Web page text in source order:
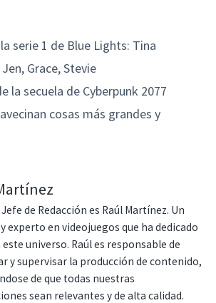
serie 1 de Blue Lights: Tina
Grace, Stevie
la secuela de Cyberpunk 2077
cosas más grandes y
de Redacción es Raúl Martínez. Un
experto en videojuegos que ha dedicado
este universo. Raúl es responsable de
y supervisar la producción de contenido,
de que todas nuestras
sean relevantes y de alta calidad.